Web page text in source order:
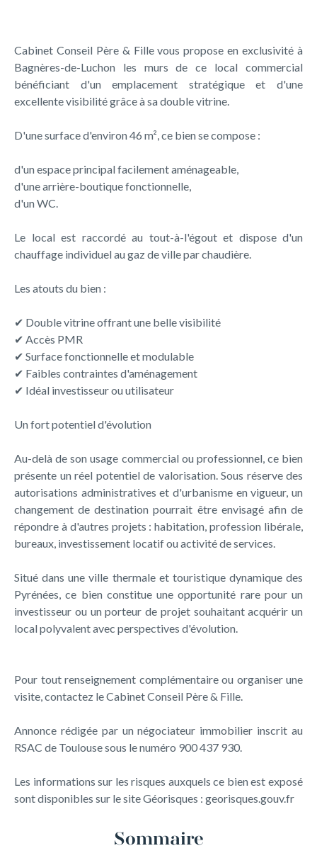
Cabinet Conseil Père & Fille vous propose en exclusivité à
Bagnères-de-Luchon les murs de ce local commercial
bénéficiant d'un emplacement stratégique et d'une
excellente visibilité grâce à sa double vitrine.
D'une surface d'environ 46 m², ce bien se compose :
d'un espace principal facilement aménageable,
d'une arrière-boutique fonctionnelle,
d'un WC.
Le local est raccordé au tout-à-l'égout et dispose d'un
chauffage individuel au gaz de ville par chaudière.
Les atouts du bien :
✔ Double vitrine offrant une belle visibilité
✔ Accès PMR
✔ Surface fonctionnelle et modulable
✔ Faibles contraintes d'aménagement
✔ Idéal investisseur ou utilisateur
Un fort potentiel d'évolution
Au-delà de son usage commercial ou professionnel, ce bien
présente un réel potentiel de valorisation. Sous réserve des
autorisations administratives et d'urbanisme en vigueur, un
changement de destination pourrait être envisagé afin de
répondre à d'autres projets : habitation, profession libérale,
bureaux, investissement locatif ou activité de services.
Situé dans une ville thermale et touristique dynamique des
Pyrénées, ce bien constitue une opportunité rare pour un
investisseur ou un porteur de projet souhaitant acquérir un
local polyvalent avec perspectives d'évolution.
Pour tout renseignement complémentaire ou organiser une
visite, contactez le Cabinet Conseil Père & Fille.
Annonce rédigée par un négociateur immobilier inscrit au
RSAC de Toulouse sous le numéro 900 437 930.
Les informations sur les risques auxquels ce bien est exposé
sont disponibles sur le site Géorisques : georisques.gouv.fr
Sommaire